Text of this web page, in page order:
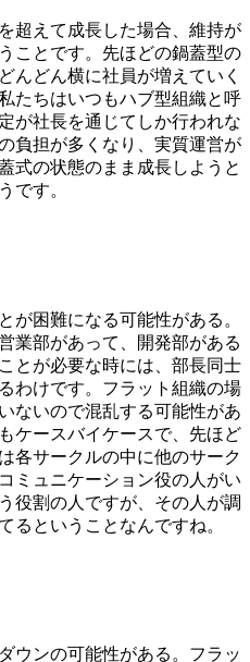
超えて成長した場合、維持が
ことです。先ほどの鍋蓋型の
んどん横に社員が増えていく
たちはいつもハブ型組織と呼
が社長を通じてしか行われな
負担が多くなり、実質運営が
式の状態のまま成長しようと
です。
が困難になる可能性がある。
業部があって、開発部がある
とが必要な時には、部長同士
わけです。フラット組織の場
ないので混乱する可能性があ
ケースバイケースで、先ほど
各サークルの中に他のサーク
ミュニケーション役の人がい
役割の人ですが、その人が調
るということなんですね。
ウンの可能性がある。フラッ